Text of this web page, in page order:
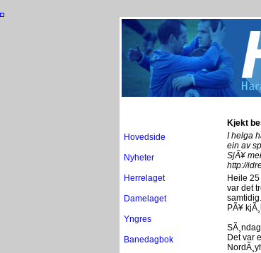
Hovedside
Nyheter
Herrelaget
Damelaget
Yngres
Banedagbok
Kjekt
I helga
ein av
SjÃ¥
http://
Heile
var det
samtidig.
PÃ¥
Det var